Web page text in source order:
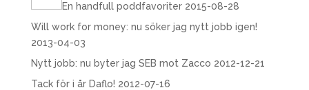
En handfull poddfavoriter 2015-08-28
Will work for money: nu söker jag nytt jobb igen!
2013-04-03
Nytt jobb: nu byter jag SEB mot Zacco 2012-12-21
Tack för i år Daflo! 2012-07-16